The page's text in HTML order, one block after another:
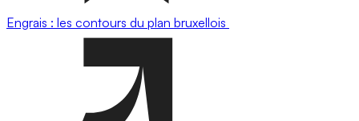
Engrais : les contours du plan bruxellois